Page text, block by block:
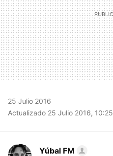
25 Julio 2016
Actualizado 25 Julio 2016, 10:25
Yúbal FM